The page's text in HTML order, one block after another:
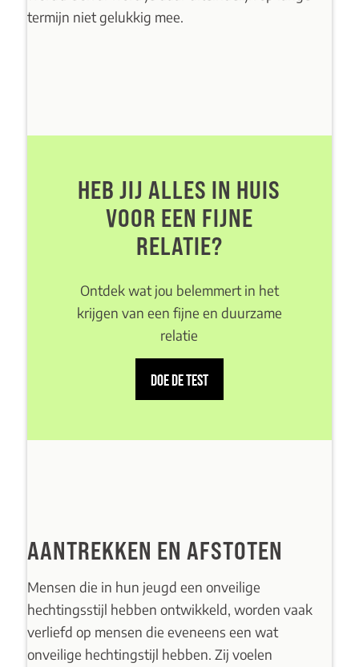
termijn niet gelukkig mee.
HEB JIJ ALLES IN HUIS
VOOR EEN FIJNE
RELATIE?
Ontdek wat jou belemmert in het
krijgen van een fijne en duurzame
relatie
DOE DE TEST
AANTREKKEN EN AFSTOTEN
Mensen die in hun jeugd een onveilige
hechtingsstijl hebben ontwikkeld, worden vaak
verliefd op mensen die eveneens een wat
onveilige hechtingstijl hebben. Zij voelen